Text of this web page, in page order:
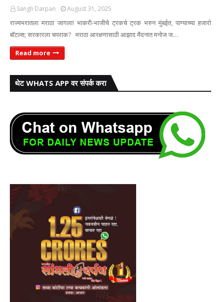
Sangli Darpan August 31, 2025
राज्यभरातला मराठा जागला! भाकरी-भाजीचे ट्रकचे ट्रक भरुन मुंबईत, पाण्याच्या हजारो
बॉटल्स; सरकारला चपराक? मराठा आरक्षणासाठी आझाद मैदनात मनोज ज…
Read more
थेट WHATS APP वर संपर्क करा